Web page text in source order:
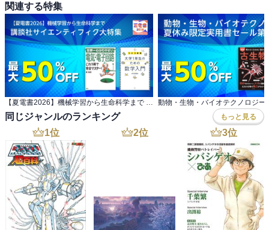
関連する特集
【夏電書2026】機械学習から生命科学まで 講談社サイエンティフィク大特集
同じジャンルのランキング もっと見る
1位 2位 3位